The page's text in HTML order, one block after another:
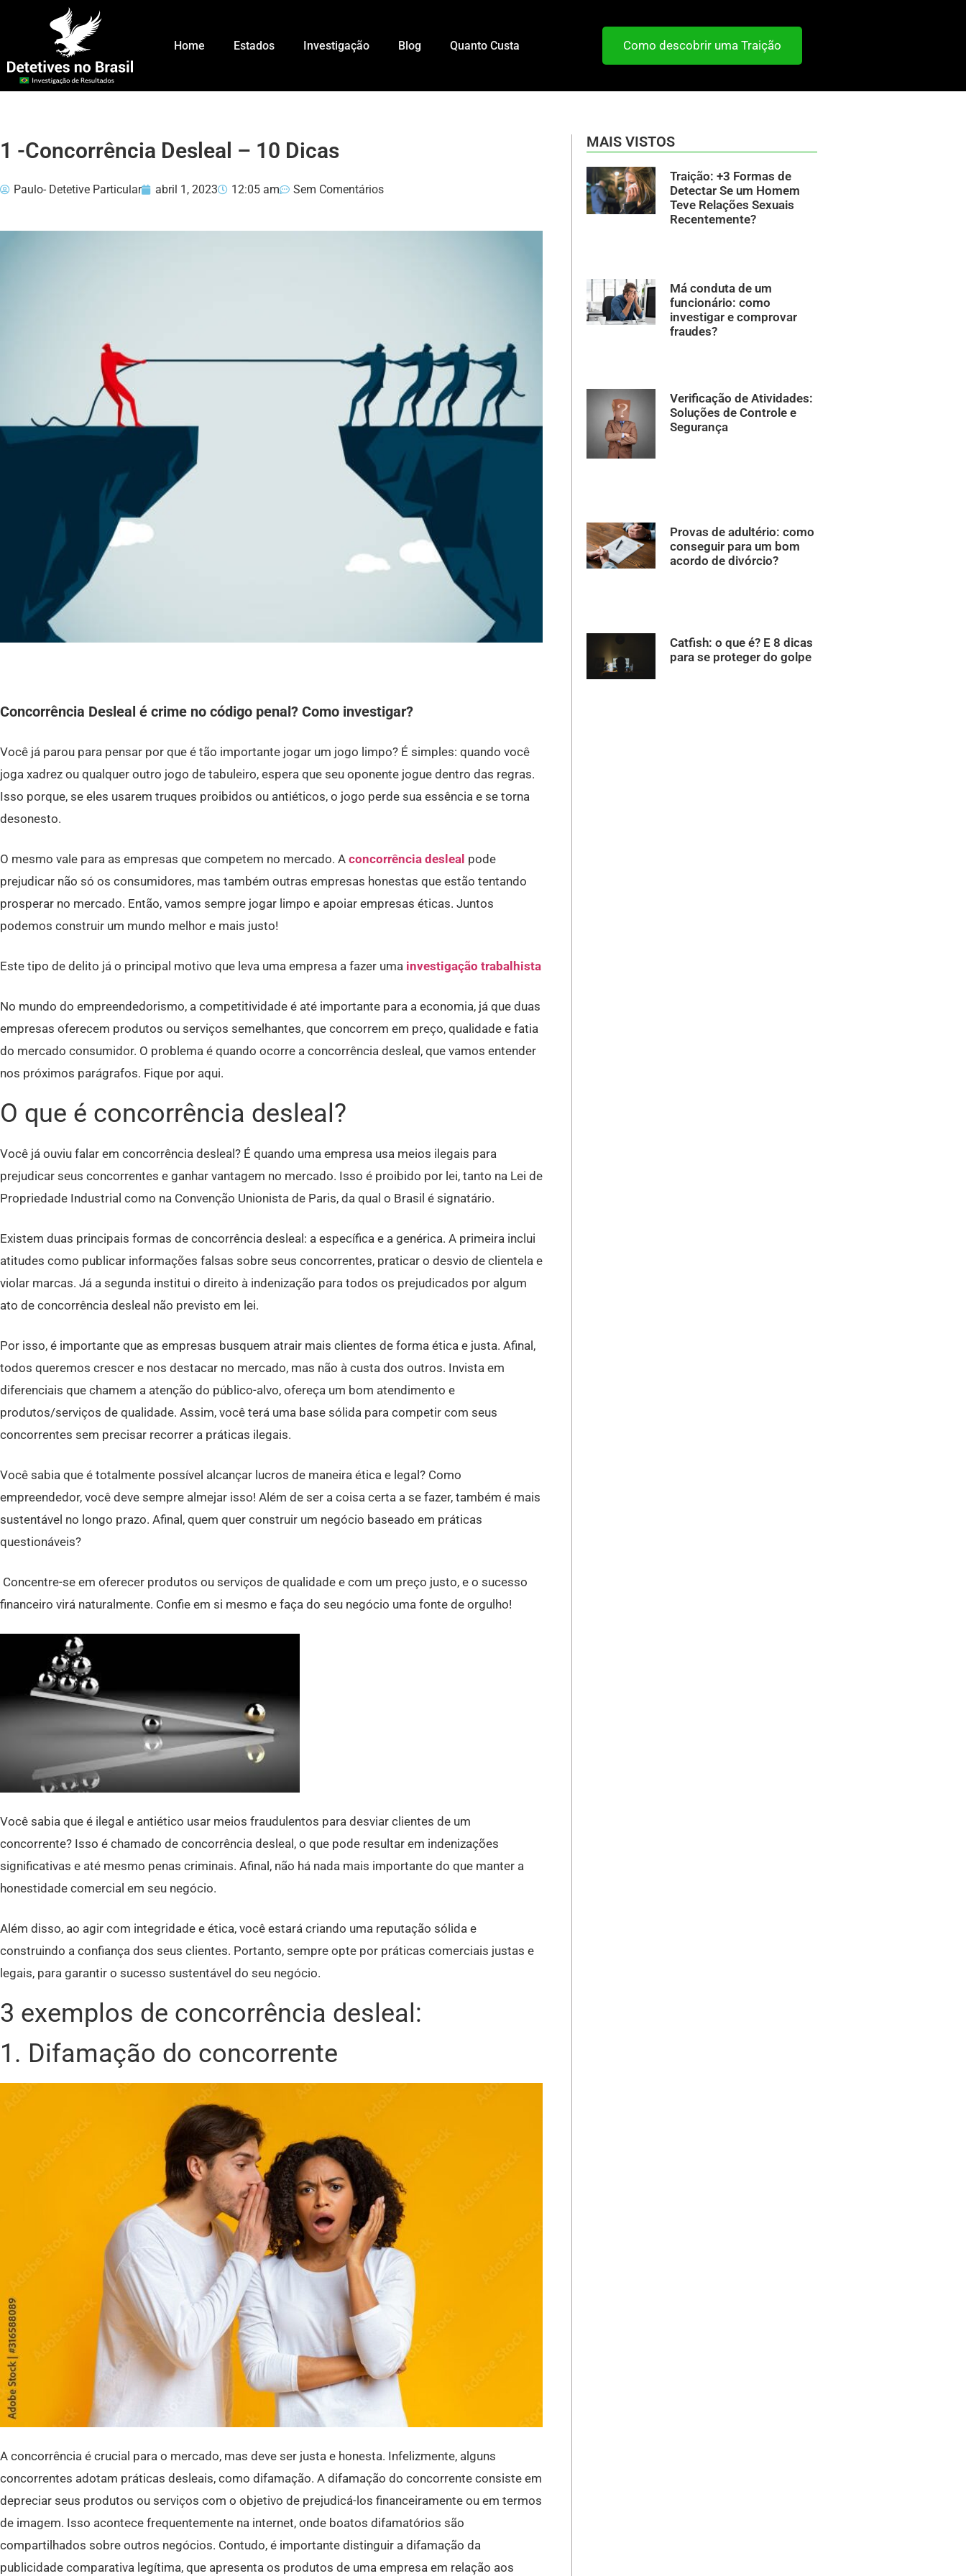
Home Estados Investigação Blog Quanto Custa Como descobrir uma Traição
1 -Concorrência Desleal – 10 Dicas
Paulo- Detetive Particular abril 1, 2023 12:05 am Sem Comentários
Concorrência Desleal é crime no código penal? Como investigar?
Você já parou para pensar por que é tão importante jogar um jogo limpo? É simples: quando você
joga xadrez ou qualquer outro jogo de tabuleiro, espera que seu oponente jogue dentro das regras.
Isso porque, se eles usarem truques proibidos ou antiéticos, o jogo perde sua essência e se torna
desonesto.
O mesmo vale para as empresas que competem no mercado. A concorrência desleal pode
prejudicar não só os consumidores, mas também outras empresas honestas que estão tentando
prosperar no mercado. Então, vamos sempre jogar limpo e apoiar empresas éticas. Juntos
podemos construir um mundo melhor e mais justo!
Este tipo de delito já o principal motivo que leva uma empresa a fazer uma investigação trabalhista
No mundo do empreendedorismo, a competitividade é até importante para a economia, já que duas
empresas oferecem produtos ou serviços semelhantes, que concorrem em preço, qualidade e fatia
do mercado consumidor. O problema é quando ocorre a concorrência desleal, que vamos entender
nos próximos parágrafos. Fique por aqui.
O que é concorrência desleal?
Você já ouviu falar em concorrência desleal? É quando uma empresa usa meios ilegais para
prejudicar seus concorrentes e ganhar vantagem no mercado. Isso é proibido por lei, tanto na Lei de
Propriedade Industrial como na Convenção Unionista de Paris, da qual o Brasil é signatário.
Existem duas principais formas de concorrência desleal: a específica e a genérica. A primeira inclui
atitudes como publicar informações falsas sobre seus concorrentes, praticar o desvio de clientela e
violar marcas. Já a segunda institui o direito à indenização para todos os prejudicados por algum
ato de concorrência desleal não previsto em lei.
Por isso, é importante que as empresas busquem atrair mais clientes de forma ética e justa. Afinal,
todos queremos crescer e nos destacar no mercado, mas não à custa dos outros. Invista em
diferenciais que chamem a atenção do público-alvo, ofereça um bom atendimento e
produtos/serviços de qualidade. Assim, você terá uma base sólida para competir com seus
concorrentes sem precisar recorrer a práticas ilegais.
Você sabia que é totalmente possível alcançar lucros de maneira ética e legal? Como
empreendedor, você deve sempre almejar isso! Além de ser a coisa certa a se fazer, também é mais
sustentável no longo prazo. Afinal, quem quer construir um negócio baseado em práticas
questionáveis?
Concentre-se em oferecer produtos ou serviços de qualidade e com um preço justo, e o sucesso
financeiro virá naturalmente. Confie em si mesmo e faça do seu negócio uma fonte de orgulho!
Você sabia que é ilegal e antiético usar meios fraudulentos para desviar clientes de um
concorrente? Isso é chamado de concorrência desleal, o que pode resultar em indenizações
significativas e até mesmo penas criminais. Afinal, não há nada mais importante do que manter a
honestidade comercial em seu negócio.
Além disso, ao agir com integridade e ética, você estará criando uma reputação sólida e
construindo a confiança dos seus clientes. Portanto, sempre opte por práticas comerciais justas e
legais, para garantir o sucesso sustentável do seu negócio.
3 exemplos de concorrência desleal:
1. Difamação do concorrente
A concorrência é crucial para o mercado, mas deve ser justa e honesta. Infelizmente, alguns
concorrentes adotam práticas desleais, como difamação. A difamação do concorrente consiste em
depreciar seus produtos ou serviços com o objetivo de prejudicá-los financeiramente ou em termos
de imagem. Isso acontece frequentemente na internet, onde boatos difamatórios são
compartilhados sobre outros negócios. Contudo, é importante distinguir a difamação da
publicidade comparativa legítima, que apresenta os produtos de uma empresa em relação aos
MAIS VISTOS
Traição: +3 Formas de
Detectar Se um Homem
Teve Relações Sexuais
Recentemente?
Má conduta de um
funcionário: como
investigar e comprovar
fraudes?
Verificação de Atividades:
Soluções de Controle e
Segurança
Provas de adultério: como
conseguir para um bom
acordo de divórcio?
Catfish: o que é? E 8 dicas
para se proteger do golpe